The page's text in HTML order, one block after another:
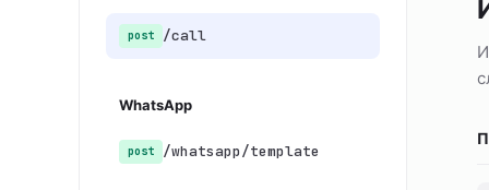
post /call
WhatsApp
post /whatsapp/template